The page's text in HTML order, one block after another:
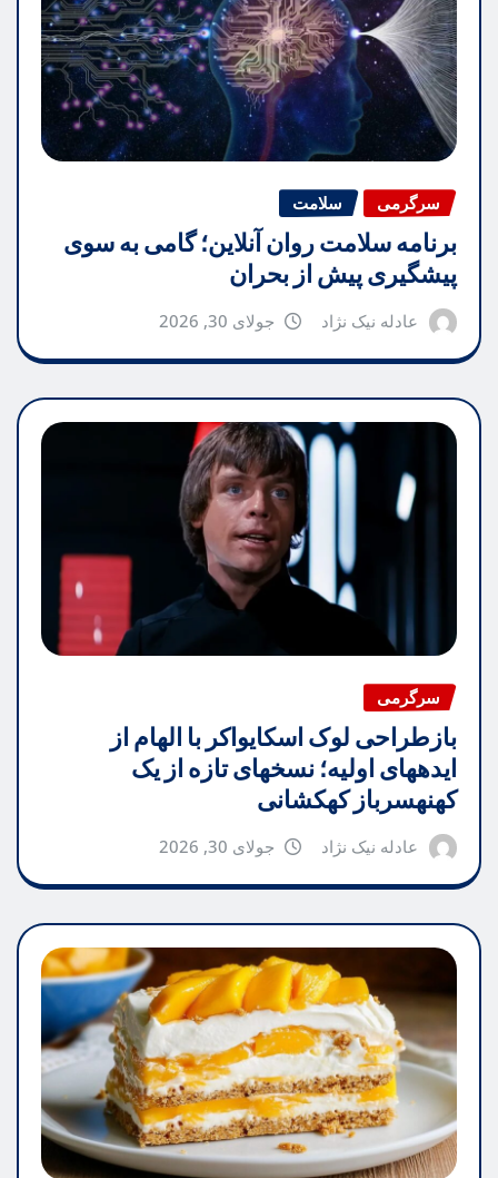
سرگرمی سلامت
برنامه سلامت روان آنلاین؛ گامی به سوی
پیشگیری پیش از بحران
عادله نیک نژاد جولای 30, 2026
سرگرمی
بازطراحی لوک اسکایواکر با الهام از
ایدههای اولیه؛ نسخهای تازه از یک
کهنهسرباز کهکشانی
عادله نیک نژاد جولای 30, 2026